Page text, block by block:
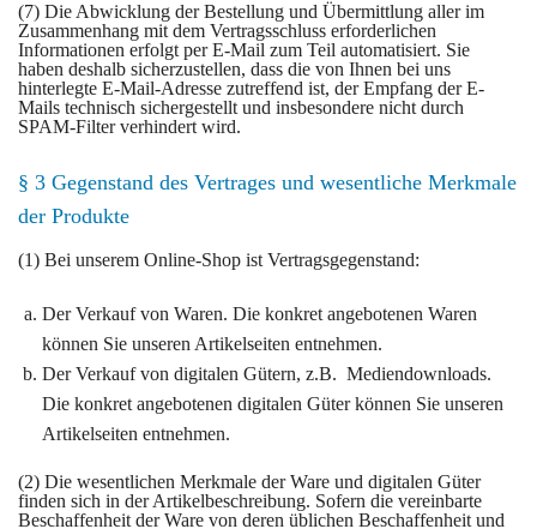
(7) Die Abwicklung der Bestellung und Übermittlung aller im
Zusammenhang mit dem Vertragsschluss erforderlichen
Informationen erfolgt per E-Mail zum Teil automatisiert. Sie
haben deshalb sicherzustellen, dass die von Ihnen bei uns
hinterlegte E-Mail-Adresse zutreffend ist, der Empfang der E-
Mails technisch sichergestellt und insbesondere nicht durch
SPAM-Filter verhindert wird.
§ 3 Gegenstand des Vertrages und wesentliche Merkmale
der Produkte
(1) Bei unserem Online-Shop ist Vertragsgegenstand:
Der Verkauf von Waren. Die konkret angebotenen Waren
können Sie unseren Artikelseiten entnehmen.
Der Verkauf von digitalen Gütern, z.B. Mediendownloads.
Die konkret angebotenen digitalen Güter können Sie unseren
Artikelseiten entnehmen.
(2) Die wesentlichen Merkmale der Ware und digitalen Güter
finden sich in der Artikelbeschreibung. Sofern die vereinbarte
Beschaffenheit der Ware von deren üblichen Beschaffenheit und